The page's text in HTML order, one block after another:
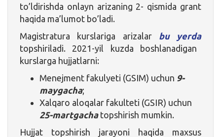
to’ldirishda onlayn arizaning 2- qismida grant
haqida ma’lumot bo’ladi.
Magistratura kurslariga arizalar bu yerda
topshiriladi. 2021-yil kuzda boshlanadigan
kurslarga hujjatlarni:
Menejment fakulyeti (GSIM) uchun 9-
maygacha;
Xalqaro aloqalar fakulteti (GSIR) uchun
25-martgachatopshirish mumkin.
Hujjat topshirish jarayoni haqida maxsus